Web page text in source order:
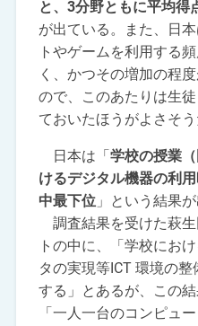
と、3分野ともに平均得
が出ている。また、日
トやゲームを利用する
く、かつその増加の程
ので、このあたりは生
ておいたほうがよさそう
日本は「学校の授業
けるデジタル機器の利
中最下位」という結果が
調査結果を受けた萩
トの中に、「学校にお
タの実現等ICT 環境の
する」とあるが、この
「一人一台のコンピュ